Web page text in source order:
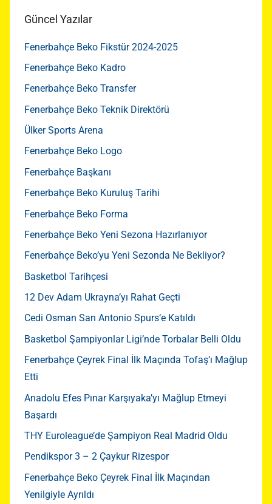
Güncel Yazılar
Fenerbahçe Beko Fikstür 2024-2025
Fenerbahçe Beko Kadro
Fenerbahçe Beko Transfer
Fenerbahçe Beko Teknik Direktörü
Ülker Sports Arena
Fenerbahçe Beko Logo
Fenerbahçe Başkanı
Fenerbahçe Beko Kuruluş Tarihi
Fenerbahçe Beko Forma
Fenerbahçe Beko Yeni Sezona Hazırlanıyor
Fenerbahçe Beko’yu Yeni Sezonda Ne Bekliyor?
Basketbol Tarihçesi
12 Dev Adam Ukrayna’yı Rahat Geçti
Cedi Osman San Antonio Spurs‘e Katıldı
Basketbol Şampiyonlar Ligi’nde Torbalar Belli Oldu
Fenerbahçe Çeyrek Final İlk Maçında Tofaş’ı Mağlup
Etti
Anadolu Efes Pınar Karşıyaka’yı Mağlup Etmeyi
Başardı
THY Euroleague’de Şampiyon Real Madrid Oldu
Pendikspor 3 – 2 Çaykur Rizespor
Fenerbahçe Beko Çeyrek Final İlk Maçından
Yenilgiyle Ayrıldı